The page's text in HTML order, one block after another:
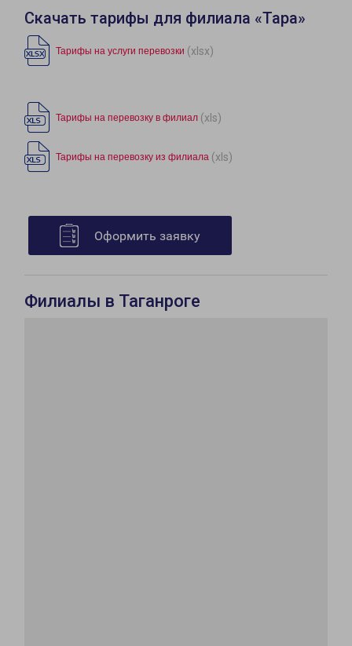
Скачать тарифы для филиала «Тара»
Тарифы на услуги перевозки (xlsx)
Тарифы на перевозку в филиал (xls)
Тарифы на перевозку из филиала (xls)
Оформить заявку
Филиалы в Таганроге